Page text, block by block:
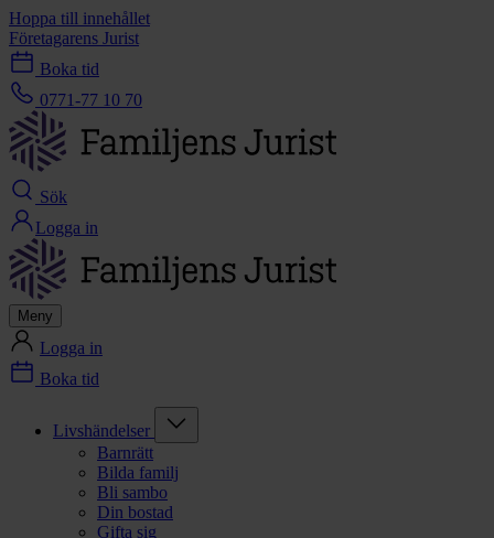
Hoppa till innehållet
Företagarens Jurist
Boka tid
0771-77 10 70
Sök
Logga in
Meny
Logga in
Boka tid
Livshändelser
Barnrätt
Bilda familj
Bli sambo
Din bostad
Gifta sig